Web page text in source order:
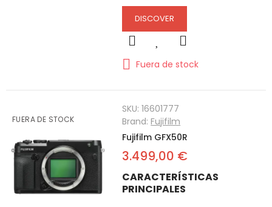
DISCOVER
Fuera de stock
FUERA DE STOCK
SKU:16601777
Brand:Fujifilm
Fujifilm GFX50R
3.499,00 €
CARACTERÍSTICAS
PRINCIPALES